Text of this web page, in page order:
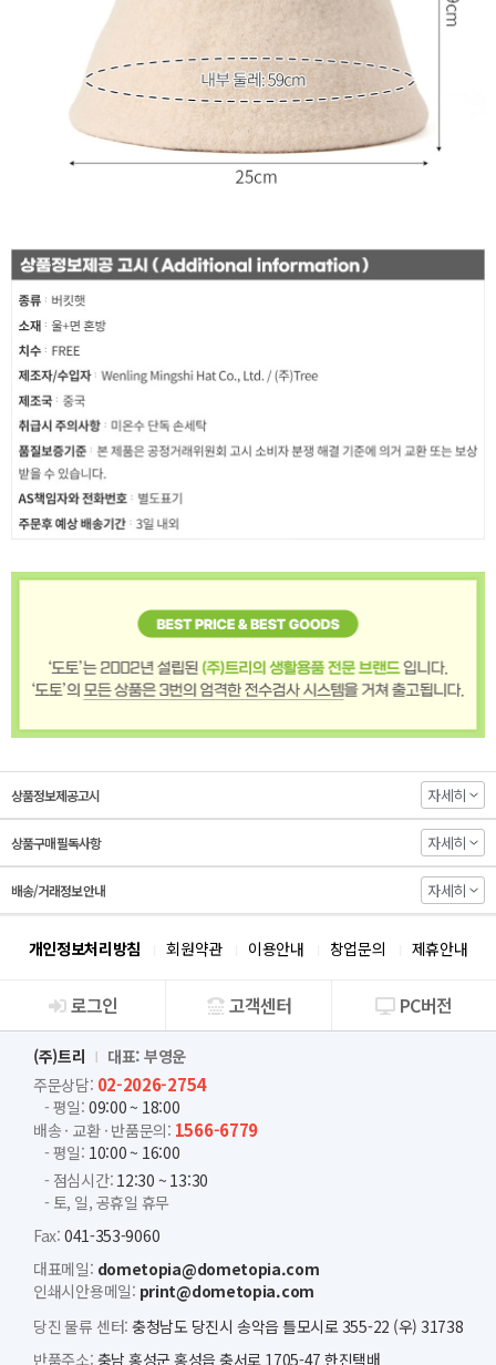
상품정보제공고시 자세히
상품구매 필독사항 자세히
배송/거래정보 안내 자세히
개인정보처리방침 회원약관 이용안내 창업문의 제휴안내
회사소개
로그인 고객센터 PC버전
(주)트리
대표: 부영운
주문상담: 02-2026-2754
- 평일: 09:00 ~ 18:00
배송 · 교환 · 반품문의: 1566-6779
- 평일: 10:00 ~ 16:00
- 점심시간: 12:30 ~ 13:30
- 토, 일, 공휴일 휴무
Fax: 041-353-9060
대표메일: dometopia@dometopia.com
인쇄시안용메일: print@dometopia.com
당진 물류 센터: 충청남도 당진시 송악읍 틀모시로 355-22 (우) 31738
반품주소: 충남 홍성군 홍성읍 충서로 1705-47 한진택배